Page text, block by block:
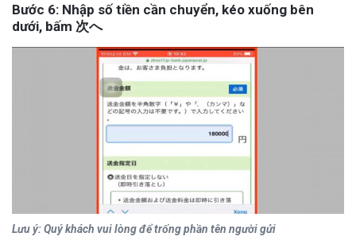
Bước 6: Nhập số tiền cần chuyển, kéo xuống bên
dưới, bấm 次へ
Lưu ý: Quý khách vui lòng để trống phần tên người gửi